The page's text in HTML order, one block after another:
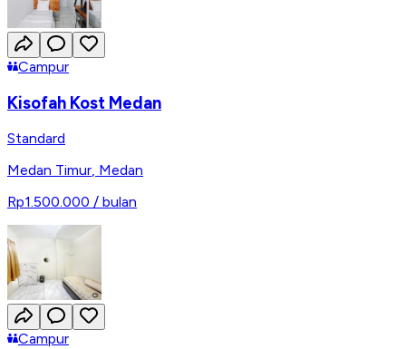
Campur
Kisofah Kost Medan
Standard
Medan Timur, Medan
Rp1.500.000 / bulan
Campur